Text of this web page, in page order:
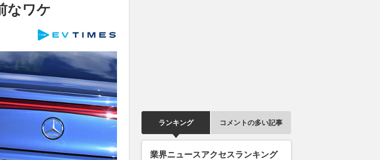
なワケ
ランキング コメントの多い記事
業界ニュースアクセスランキング